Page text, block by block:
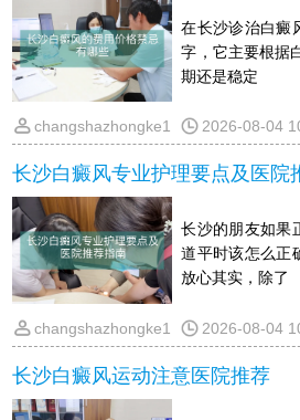
在长沙诊治白癜
字，它主要根据
期还是稳定
changshazhongke1 2026-08-04
长沙白癜风专业护理要点及医院
长沙的朋友如果
道平时该怎么正
放心其实，除了
changshazhongke1 2026-08-04
长沙白癜风运动注意医院推荐